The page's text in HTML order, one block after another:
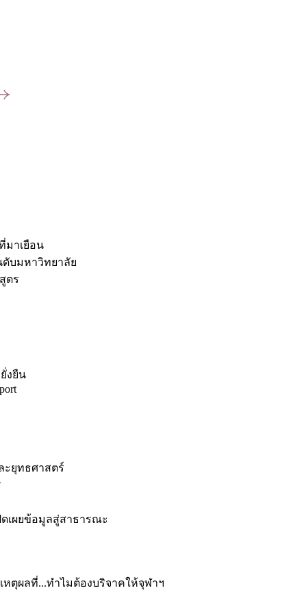
าเยือน
ดับมหาวิทยาลัย
ตร
งยืน
ะยุทธศาสตร์
ดเผยข้อมูลสู่สาธารณะ
เหตุผลที่...ทำไมต้องบริจาคให้จุฬาฯ